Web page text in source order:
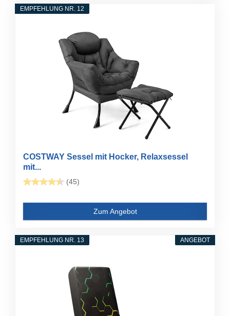
EMPFEHLUNG NR. 12
COSTWAY Sessel mit Hocker, Relaxsessel
mit...
(45)
Zum Angebot
ANGEBOT
EMPFEHLUNG NR. 13